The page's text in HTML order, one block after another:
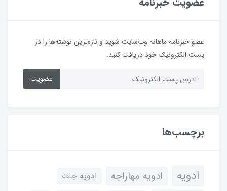
عضو خبرنامه ماهانه وب‌سایت شوید و تازه‌ترین نوشته‌ها را در
پست الکترونیک خود دریافت کنید.
عضویت
برچسب‌ها
ادویه ادویه مهاراجه
ادویه جات